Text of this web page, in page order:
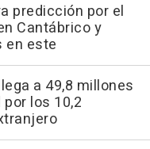
predicción por el
Cantábrico y
en este
a 49,8 millones
los 10,2